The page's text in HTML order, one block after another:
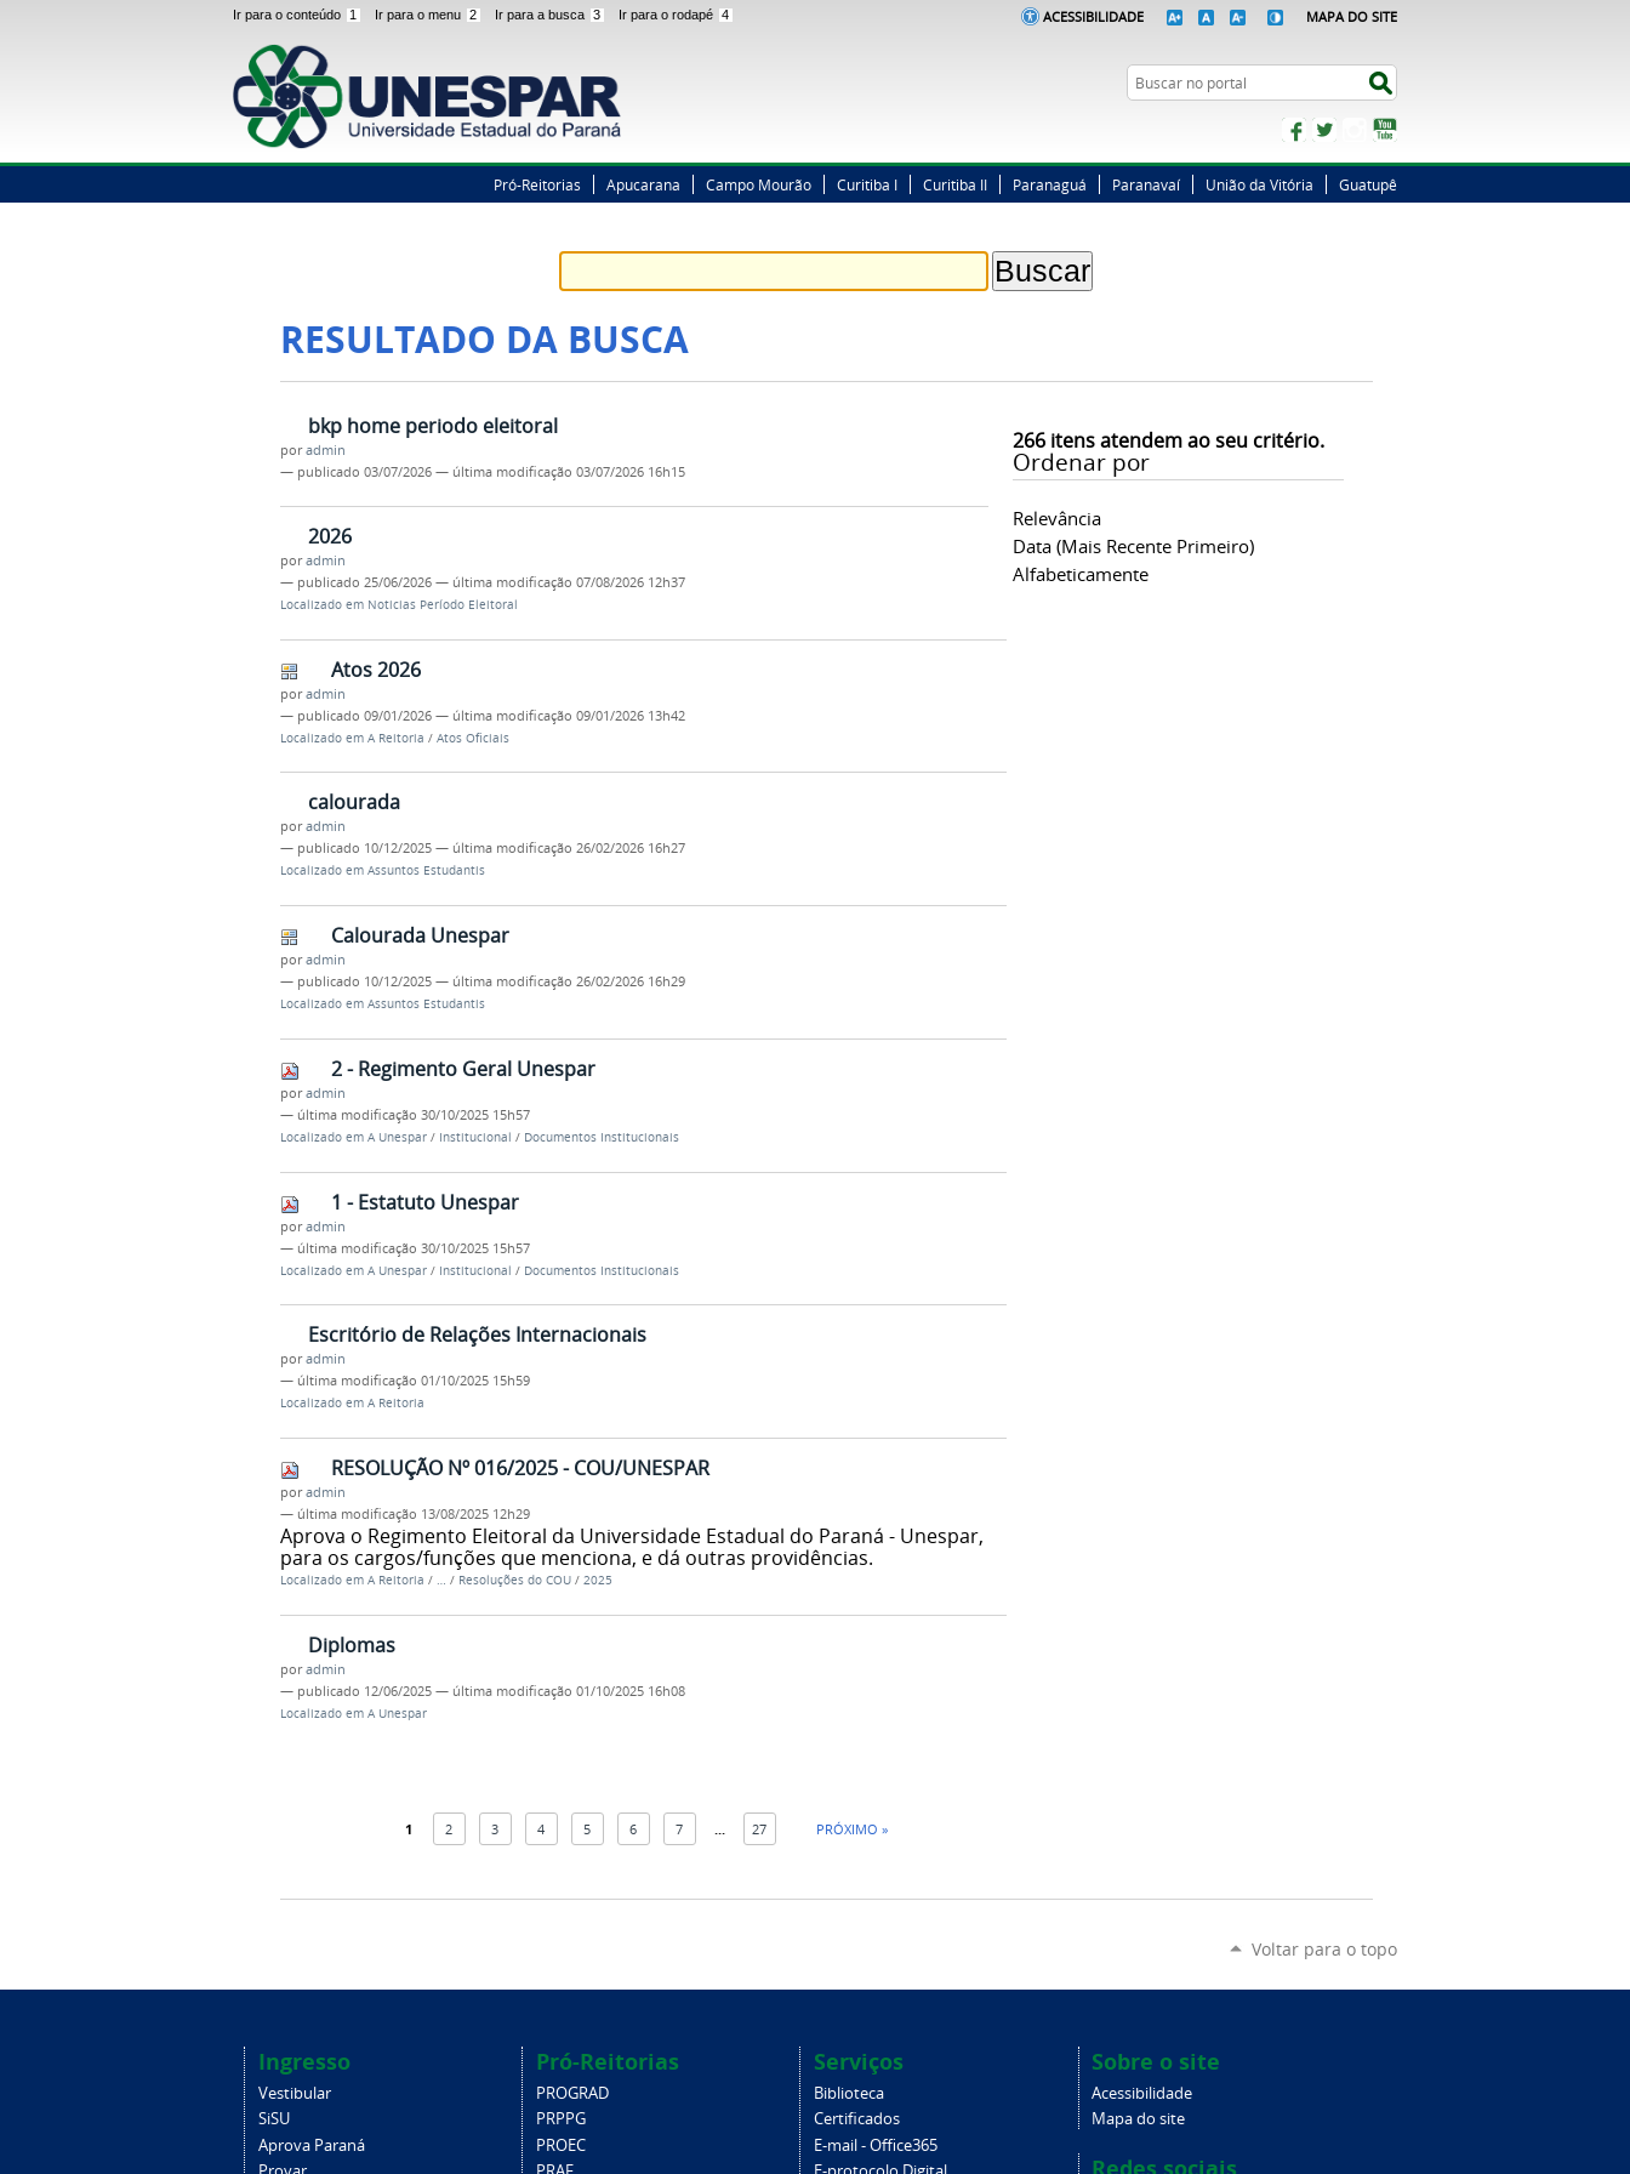
Ir para o conteúdo 1 Ir para o menu 2 Ir para a busca 3 Ir para o rodapé 4 ACESSIBILIDADE MAPA DO SITE
Busca
FacebookTwitterInstagram
Pró-Reitorias Apucarana Campo Mourão Curitiba I Curitiba II Paranaguá Paranavaí União da Vitória Guatupê
RESULTADO DA BUSCA
266itens atendem ao seu critério.
Ordenar por
Relevância
Data (mais Recente Primeiro)
Alfabeticamente
bkp home periodo eleitoral
poradmin
— publicado 03/07/2026 — última modificação 03/07/2026 16h15
2026
poradmin
— publicado 25/06/2026 — última modificação 07/08/2026 12h37
Localizado em Noticias Período Eleitoral
Atos 2026
poradmin
— publicado 09/01/2026 — última modificação 09/01/2026 13h42
Localizado em A Reitoria / Atos Oficiais
calourada
poradmin
— publicado 10/12/2025 — última modificação 26/02/2026 16h27
Localizado em Assuntos Estudantis
Calourada Unespar
poradmin
— publicado 10/12/2025 — última modificação 26/02/2026 16h29
Localizado em Assuntos Estudantis
2 - Regimento Geral Unespar
poradmin
— última modificação 30/10/2025 15h57
Localizado em A Unespar / Institucional / Documentos Institucionais
1 - Estatuto Unespar
poradmin
— última modificação 30/10/2025 15h57
Localizado em A Unespar / Institucional / Documentos Institucionais
Escritório de Relações Internacionais
poradmin
— última modificação 01/10/2025 15h59
Localizado em A Reitoria
RESOLUÇÃO Nº 016/2025 - COU/UNESPAR
poradmin
— última modificação 13/08/2025 12h29
Aprova o Regimento Eleitoral da Universidade Estadual do Paraná - Unespar,
para os cargos/funções que menciona, e dá outras providências.
Localizado em A Reitoria / … / Resoluções do COU / 2025
Diplomas
poradmin
— publicado 12/06/2025 — última modificação 01/10/2025 16h08
Localizado em A Unespar
1 2 3 4 5 6 7 27 PRÓXIMO »
Voltar para o topo
Ingresso
Vestibular
SiSU
Aprova Paraná
Pró-Reitorias
PROGRAD
PRPPG
PROEC
Serviços
Biblioteca
Certificados
E-mail - Office365
Sobre o site
Acessibilidade
Mapa do site